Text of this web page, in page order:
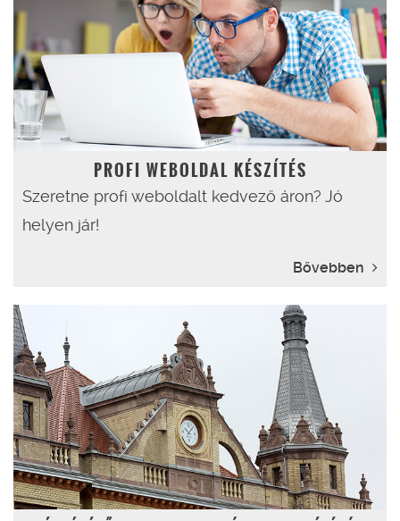
PROFI WEBOLDAL KÉSZÍTÉS
Szeretne profi weboldalt kedvező áron? Jó
helyen jár!
Bővebben